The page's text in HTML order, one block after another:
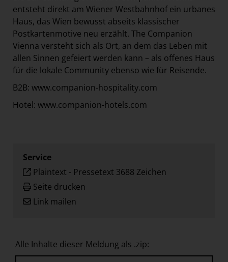
entsteht direkt am Wiener Westbahnhof ein urbanes
Haus, das Wien bewusst abseits klassischer
Postkartenmotive neu erzählt. The Companion
Vienna versteht sich als Ort, an dem das Leben mit
allen Sinnen gefeiert werden kann – als offenes Haus
für die lokale Community ebenso wie für Reisende.
B2B: www.companion-hospitality.com
Hotel: www.companion-hotels.com
Service
Plaintext - Pressetext 3688 Zeichen
Seite drucken
Link mailen
Alle Inhalte dieser Meldung als .zip: